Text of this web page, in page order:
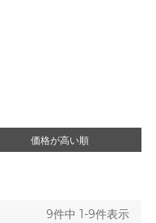
価格が高い順
9件中 1-9件表示